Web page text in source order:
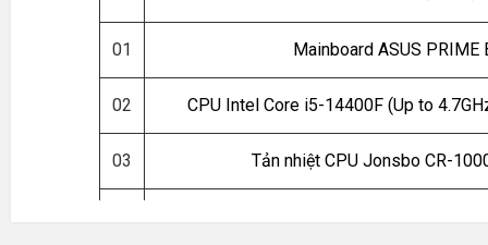
01 Mainboard ASUS PRIME
02 CPU Intel Core i5-14400F (Up to
03 Tản nhiệt CPU Jonsbo CR-